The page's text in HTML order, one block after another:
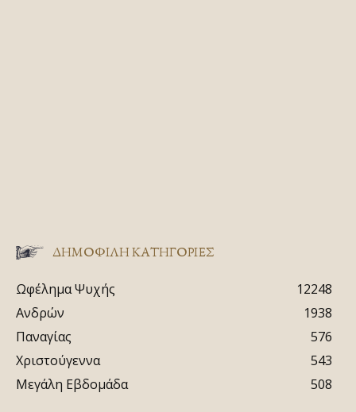
ΔΗΜΟΦΙΛΗ ΚΑΤΗΓΟΡΙΕΣ
Ωφέλημα Ψυχής
12248
Ανδρών
1938
Παναγίας
576
Χριστούγεννα
543
Μεγάλη Εβδομάδα
508